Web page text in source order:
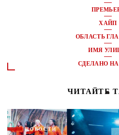
ХАЙП
ОБЛАСТЬ
ИМЯ
СДЕЛАНО
ЧИТАЙТЕ
НОВОСТИ